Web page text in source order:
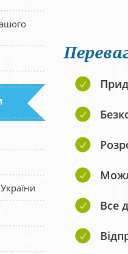
Все